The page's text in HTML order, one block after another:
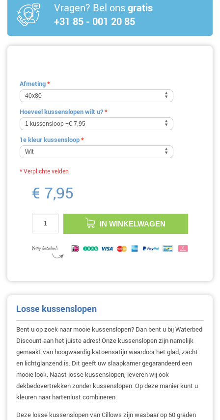
Vragen? Bel onsgratis
+31 85 - 001 20 85
Afmeting*
Hoeveel kussenslopen wilt u?*
1e kleur kussensloop*
* Verplichte velden
€ 7,95
IN WINKELWAGEN
Losse kussenslopen
Bent u op zoek naar mooie kussenslopen? Dan bent u bij Waterbed
Discount aan het juiste adres! Onze kussenslopen zijn namelijk
gemaakt van hoogwaardig katoensatijn waardoor het glad, zacht
en lichtglanzend is. Dit geeft uw slaapkamer gegarandeerd een
mooie look. Naast losse kussenslopen, leveren wij ook
dekbedovertrekken zonder kussenslopen. Op deze manier kunt u
kleuren naar hartenlust combineren.
Deze losse kussenslopen van Cillows zijn wasbaar op 60 graden